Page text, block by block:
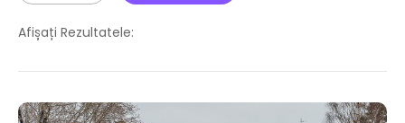
Afișați Rezultatele: